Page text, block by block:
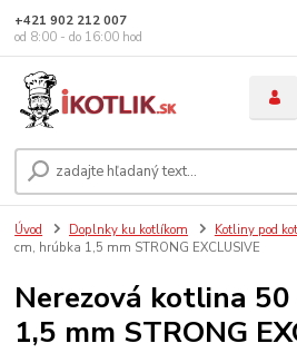
+421 902 212 007
od 8:00 - do 16:00 hod
Úvod Doplnky ku kotlíkom Kotliny pod
cm, hrúbka 1,5 mm STRONG EXCLUSIVE
Nerezová kotlina
1,5 mm STRONG